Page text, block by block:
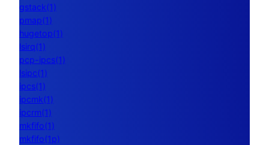
gstack(1)
pmap(1)
hugetop(1)
lsirq(1)
pcp-ipcs(1)
lsipc(1)
ipcs(1)
ipcmk(1)
ipcrm(1)
mkfifo(1)
mkfifo(1p)